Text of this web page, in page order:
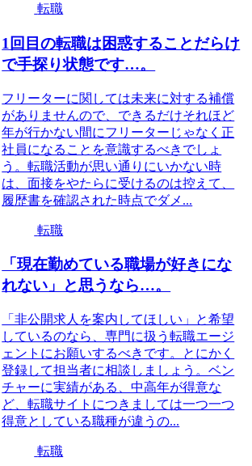
転職
1回目の転職は困惑することだらけ
で手探り状態です…。
フリーターに関しては未来に対する補償
がありませんので、できるだけそれほど
年が行かない間にフリーターじゃなく正
社員になることを意識するべきでしょ
う。転職活動が思い通りにいかない時
は、面接をやたらに受けるのは控えて、
履歴書を確認された時点でダメ...
転職
「現在勤めている職場が好きにな
れない」と思うなら…。
「非公開求人を案内してほしい」と希望
しているのなら、専門に扱う転職エージ
ェントにお願いするべきです。とにかく
登録して担当者に相談しましょう。ベン
チャーに実績がある、中高年が得意な
ど、転職サイトにつきましては一つ一つ
得意としている職種が違うの...
転職